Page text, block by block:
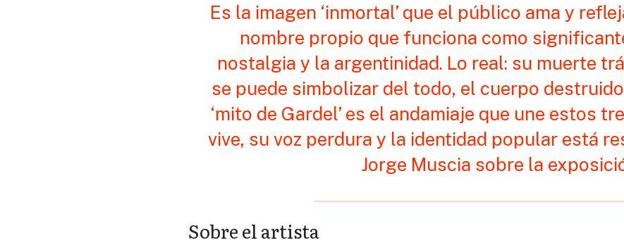
Es la imagen ‘inmortal’ que el público ama y
nombre propio que funciona como
nostalgia y la argentinidad. Lo real: su muerte
se puede simbolizar del todo, el cuerpo
‘mito de Gardel’ es el andamiaje que une estos
vive, su voz perdura y la identidad popular está
Jorge Muscia sobre la
Sobre el artista